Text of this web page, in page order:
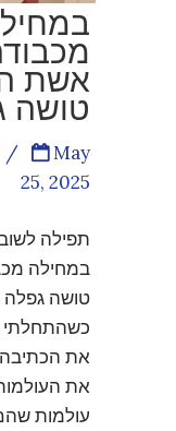
אשת
טושה
/
May
25, 2025
תפילה
במחילה
טושה גפלה
כשהתחלתי
את הכתיבה
את
עולמות